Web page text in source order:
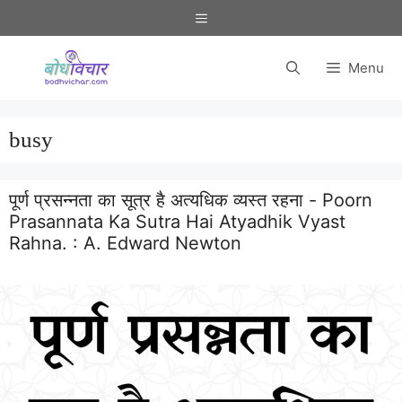
to
Menu
Menu
busy
पूर्ण प्रसन्नता का सूत्र है अत्यधिक व्यस्त रहना - Poorn
Prasannata Ka Sutra Hai Atyadhik Vyast
Rahna. : A. Edward Newton